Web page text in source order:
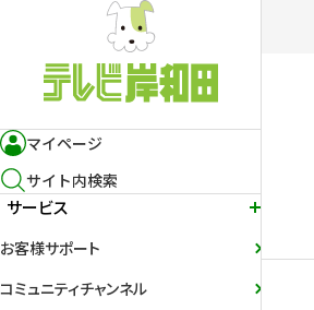
マイページ
サイト内検索
サービス
お客様サポート
コミュニティチャンネル